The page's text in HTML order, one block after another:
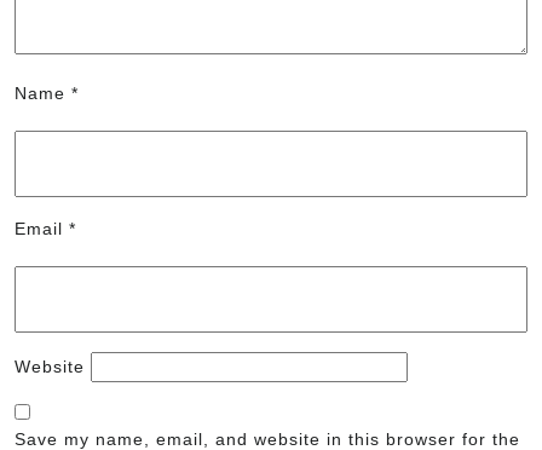
Name *
Email *
Website
Save my name, email, and website in this browser for the